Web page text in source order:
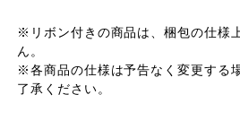
※リボン付きの商品は、梱包の仕様
ん。
※各商品の仕様は予告なく変更する
了承ください。